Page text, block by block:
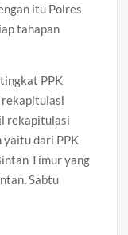
Jalan TMMD Ke-
Jasa
Paket Kiriman
dan
Teguran
Kasus
itu Polres
tahapan
PPK
rekapitulasi
rekapitulasi
yaitu dari PPK
Timur yang
Sabtu